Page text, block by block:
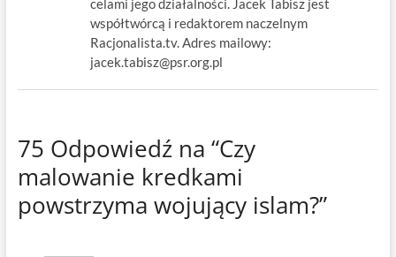
celami jego działalności. Jacek Tabisz jest
współtwórcą i redaktorem naczelnym
Racjonalista.tv. Adres mailowy:
jacek.tabisz@psr.org.pl
75 Odpowiedź na “Czy
malowanie kredkami
powstrzyma wojujący islam?”